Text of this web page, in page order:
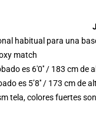
habitual para una
match
es 6'0′′ / 183 cm de
es 5’8′′ / 173 cm de
tela, colores fuertes